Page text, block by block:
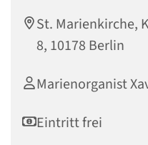
St. Marienkirche,
8, 10178 Berlin
Marienorganist
Eintritt frei